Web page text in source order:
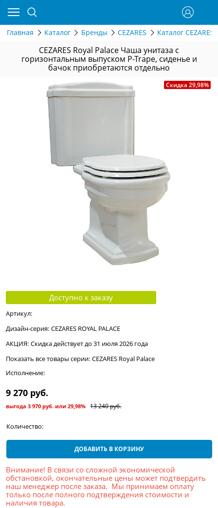
Главная Каталог Бренды CEZARES Каталог
CEZARES Royal Palace Чаша унитаза с
горизонтальным выпуском P-Trape, сиденье и
бачок приобретаются отдельно
Скидка 29,98%
Доступно к заказу
Артикул:
Дизайн-серия: CEZARES ROYAL PALACE
АКЦИЯ: Скидка действует до 31 июля 2026 года
Показать все товары серии: CEZARES Royal Palace
Исполнение:
13 240 руб.
9 270 руб.
выгода 3 970 руб. или 29,98%
Количество:
ДОБАВИТЬ В КОРЗИНУ
Внимание! В связи со сложной экономической
обстановкой, окончательные цены может подтвердить
наш менеджер после заказа. Мы принимаем оплату
только после полного подтверждения стоимости и
наличия товара.